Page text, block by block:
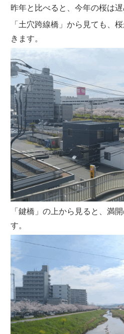
昨年と比べると、今年の桜は遅
「土穴跨線橋」から見ても、
きます。
「鍵橋」の上から見ると、満
す。